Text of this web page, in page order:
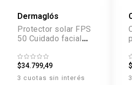
Dermaglós
Protector solar FPS
50 Cuidado facial
$34.799,49
3 cuotas sin interés